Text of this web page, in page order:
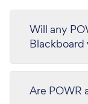
Will any
Blackboard
Are POWR